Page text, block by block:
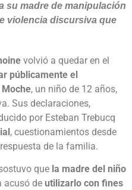
su madre de manipulación
violencia discursiva que
volvió a quedar en el
públicamente el
Moche, un niño de 12 años,
Sus declaraciones,
por Esteban Trebucq
, cuestionamientos desde
de la familia.
que la madre del niño
acusó de utilizarlo con fines